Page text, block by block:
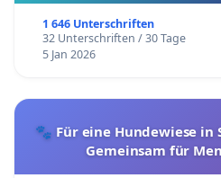
1 646 Unterschriften
32 Unterschriften / 30 Tage
5 Jan 2026
🐾 Für eine Hundewiese in
Gemeinsam für